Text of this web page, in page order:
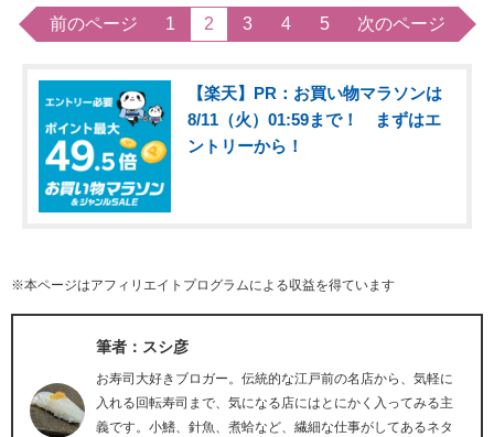
前のページ 1 2 3 4 5 次のページ
【楽天】PR：お買い物マラソンは
8/11（火）01:59まで！ まずはエ
ントリーから！
※本ページはアフィリエイトプログラムによる収益を得ています
筆者：スシ彦
お寿司大好きブロガー。伝統的な江戸前の名店から、気軽に
入れる回転寿司まで、気になる店にはとにかく入ってみる主
義です。小鰭、針魚、煮蛤など、繊細な仕事がしてあるネタ